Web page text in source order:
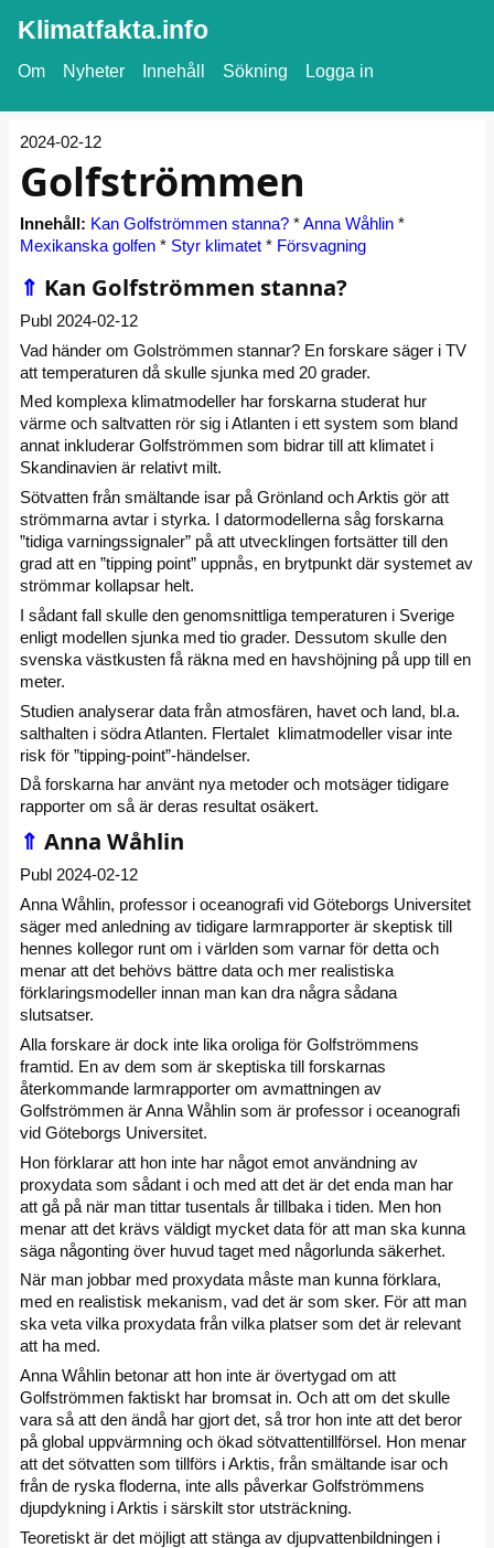
Klimatfakta.info
Om Nyheter Innehåll Sökning Logga in
2024-02-12
Golfströmmen
Innehåll: Kan Golfströmmen stanna? *Anna Wåhlin *
Mexikanska golfen * Styr klimatet * Försvagning
⇑ Kan Golfströmmen stanna?
Publ 2024-02-12
Vad händer om Golströmmen stannar? En forskare säger i TV
att temperaturen då skulle sjunka med 20 grader.
Med komplexa klimatmodeller har forskarna studerat hur
värme och saltvatten rör sig i Atlanten i ett system som bland
annat inkluderar Golfströmmen som bidrar till att klimatet i
Skandinavien är relativt milt.
Sötvatten från smältande isar på Grönland och Arktis gör att
strömmarna avtar i styrka. I datormodellerna såg forskarna
”tidiga varningssignaler” på att utvecklingen fortsätter till den
grad att en ”tipping point” uppnås, en brytpunkt där systemet av
strömmar kollapsar helt.
I sådant fall skulle den genomsnittliga temperaturen i Sverige
enligt modellen sjunka med tio grader. Dessutom skulle den
svenska västkusten få räkna med en havshöjning på upp till en
meter.
Studien analyserar data från atmosfären, havet och land, bl.a.
salthalten i södra Atlanten. Flertalet klimatmodeller visar inte
risk för ”tipping-point”-händelser.
Då forskarna har använt nya metoder och motsäger tidigare
rapporter om så är deras resultat osäkert.
⇑ Anna Wåhlin
Publ 2024-02-12
Anna Wåhlin, professor i oceanografi vid Göteborgs Universitet
säger med anledning av tidigare larmrapporter är skeptisk till
hennes kollegor runt om i världen som varnar för detta och
menar att det behövs bättre data och mer realistiska
förklaringsmodeller innan man kan dra några sådana
slutsatser.
Alla forskare är dock inte lika oroliga för Golfströmmens
framtid. En av dem som är skeptiska till forskarnas
återkommande larmrapporter om avmattningen av
Golfströmmen är Anna Wåhlin som är professor i oceanografi
vid Göteborgs Universitet.
Hon förklarar att hon inte har något emot användning av
proxydata som sådant i och med att det är det enda man har
att gå på när man tittar tusentals år tillbaka i tiden. Men hon
menar att det krävs väldigt mycket data för att man ska kunna
säga någonting över huvud taget med någorlunda säkerhet.
När man jobbar med proxydata måste man kunna förklara,
med en realistisk mekanism, vad det är som sker. För att man
ska veta vilka proxydata från vilka platser som det är relevant
att ha med.
Anna Wåhlin betonar att hon inte är övertygad om att
Golfströmmen faktiskt har bromsat in. Och att om det skulle
vara så att den ändå har gjort det, så tror hon inte att det beror
på global uppvärmning och ökad sötvattentillförsel. Hon menar
att det sötvatten som tillförs i Arktis, från smältande isar och
från de ryska floderna, inte alls påverkar Golfströmmens
djupdykning i Arktis i särskilt stor utsträckning.
Teoretiskt är det möjligt att stänga av djupvattenbildningen i